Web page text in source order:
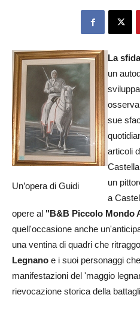
Un’opera di Guidi
La
un
sue
articoli
un
a
opere al "B&B Piccolo Mondo
quell'occasione anche
una ventina di quadri che
Legnano e i suoi personaggi
manifestazioni del 'maggio
rievocazione storica della